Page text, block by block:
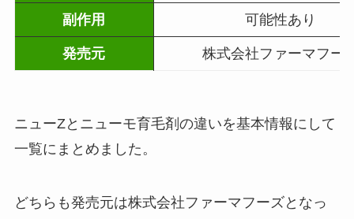
副作用 可能性あり
発売元 株式会社ファーマフー
ニューZとニューモ育毛剤の違いを基本情報にして
一覧にまとめました。
どちらも発売元は株式会社ファーマフーズとなっ